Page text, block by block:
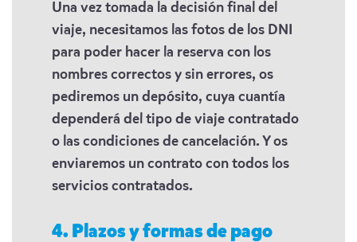
Una vez tomada la decisión final del
viaje, necesitamos las fotos de los DNI
para poder hacer la reserva con los
nombres correctos y sin errores, os
pediremos un depósito, cuya cuantía
dependerá del tipo de viaje contratado
o las condiciones de cancelación. Y os
enviaremos un contrato con todos los
servicios contratados.
4. Plazos y formas de pago